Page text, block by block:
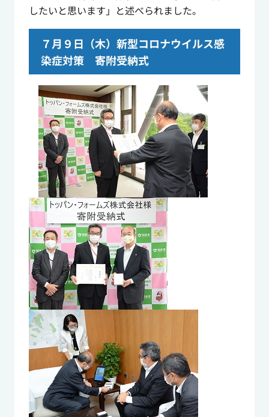
したいと思います」と述べられました。
７月９日（木）新型コロナウイルス感
染症対策 寄附受納式